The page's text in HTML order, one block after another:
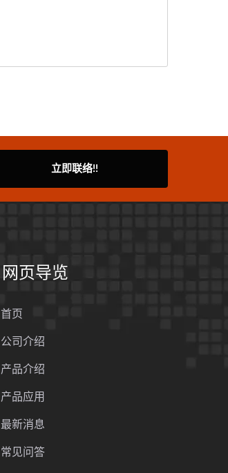
立即联络!!
网页导览
首页
公司介绍
产品介绍
产品应用
最新消息
常见问答